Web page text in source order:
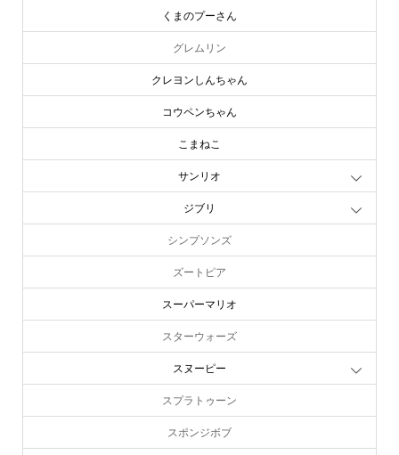
くまのプーさん
グレムリン
クレヨンしんちゃん
コウペンちゃん
こまねこ
サンリオ
ジブリ
シンプソンズ
ズートピア
スーパーマリオ
スターウォーズ
スヌーピー
スプラトゥーン
スポンジボブ